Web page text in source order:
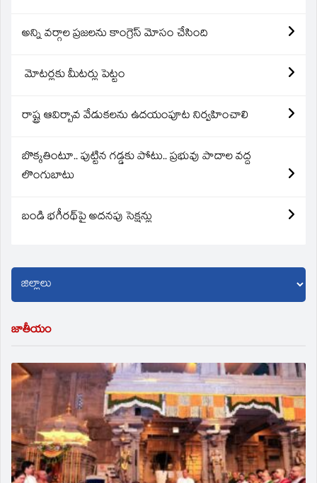
అన్ని వర్గాల ప్రజలను కాంగ్రెస్ మోసం చేసింది
మోటర్లకు మీటర్లు పెట్టం
రాష్ట్ర ఆవిర్బావ వేడుకలను ఉదయంపూట నిర్వహించాలి
బొక్కతింటూ.. పుట్టిన గడ్డకు పోటు.. ప్రభువు పాదాల వద్ద
లొంగుబాటు
బండి భగీరథ్‌పై అదనపు సెక్షన్లు
జాతీయం